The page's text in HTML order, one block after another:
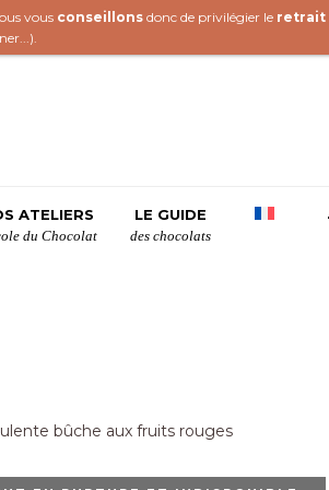
ATELIERS
du Chocolat
LE GUIDE
des chocolats
bûche aux fruits rouges
vous conseillons donc de privilégier le retrait
...).